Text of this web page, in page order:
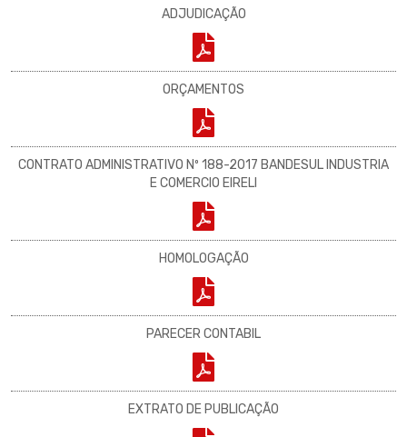
ADJUDICAÇÃO
ORÇAMENTOS
CONTRATO ADMINISTRATIVO Nº 188-2017 BANDESUL INDUSTRIA
E COMERCIO EIRELI
HOMOLOGAÇÃO
PARECER CONTABIL
EXTRATO DE PUBLICAÇÃO